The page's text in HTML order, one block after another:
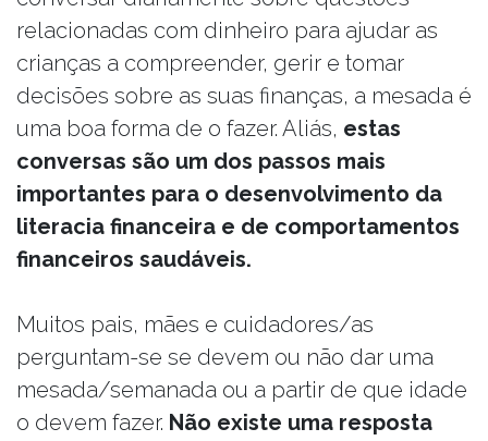
relacionadas com dinheiro para ajudar as
crianças a compreender, gerir e tomar
decisões sobre as suas finanças, a mesada é
uma boa forma de o fazer. Aliás, estas
conversas são um dos passos mais
importantes para o desenvolvimento da
literacia financeira e de comportamentos
financeiros saudáveis.
Muitos pais, mães e cuidadores/as
perguntam-se se devem ou não dar uma
mesada/semanada ou a partir de que idade
o devem fazer. Não existe uma resposta